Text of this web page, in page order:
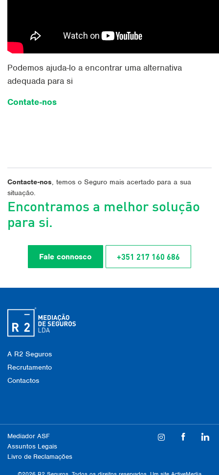
Podemos ajuda-lo a encontrar uma alternativa
adequada para si
Contate-nos
Contacte-nos, temos o Seguro mais acertado para a sua
situação.
Encontramos a melhor solução
para si.
Fale connosco +351 217 160 686
A R2 Seguros
Recrutamento
Contactos
Mediador ASF
Assuntos Legais
Livro de Reclamações